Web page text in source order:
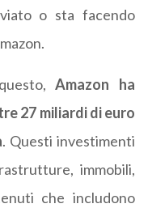
o sta facendo
Amazon ha
27 miliardi di euro
. Questi investimenti
immobili,
che includono